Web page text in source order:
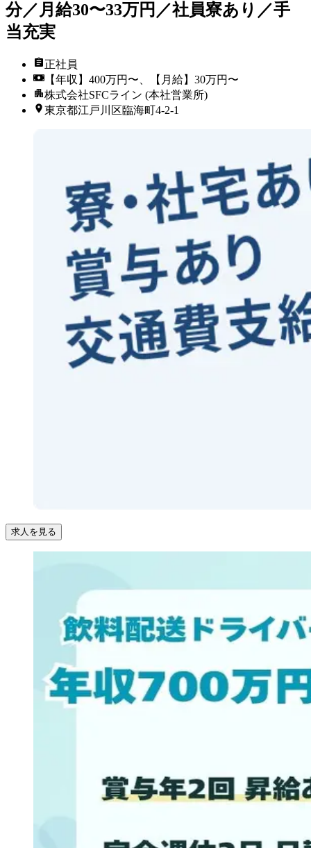
分／月給30〜33万円／社員寮あり／手
当充実
正社員
【年収】400万円〜、【月給】30万円〜
株式会社SFCライン (本社営業所)
東京都江戸川区臨海町4-2-1
求人を見る